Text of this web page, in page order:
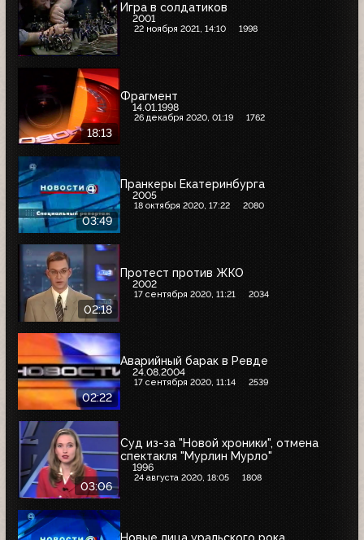
Игра в солдатиков
2001
22 ноября 2021, 14:10 1998
18:13
Фрагмент
14.01.1998
26 декабря 2020, 01:19 1762
03:49
Пранкеры Екатеринбурга
2005
18 октября 2020, 17:22 2080
02:18
Протест против ЖКО
2002
17 сентября 2020, 11:21 2034
02:22
Аварийный барак в Ревде
24.08.2004
17 сентября 2020, 11:14 2539
03:06
Суд из-за "Новой хроники", отмена
спектакля "Мурлин Мурло"
1996
24 августа 2020, 18:05 1808